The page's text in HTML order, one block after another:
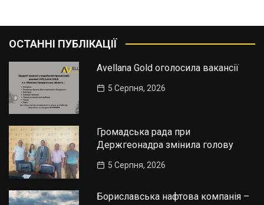
ОСТАННІ ПУБЛІКАЦІЇ
Avellana Gold оголосила вакансії
5 Серпня, 2026
Громадська рада при
Держгеонадра змінила голову
5 Серпня, 2026
Бориславська нафтова компанія –